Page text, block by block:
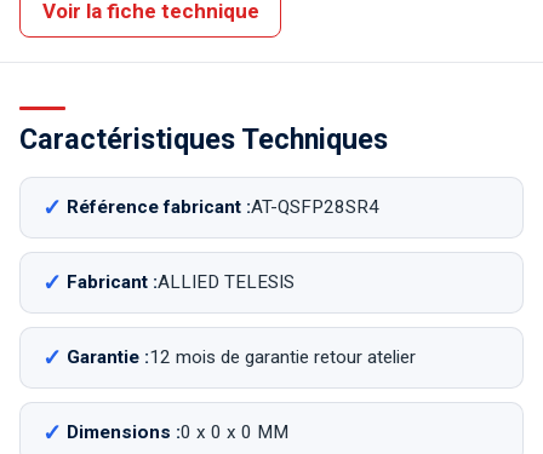
Voir la fiche technique
Caractéristiques Techniques
Référence fabricant :AT-QSFP28SR4
Fabricant :ALLIED TELESIS
Garantie :12 mois de garantie retour atelier
Dimensions :0 x 0 x 0 MM